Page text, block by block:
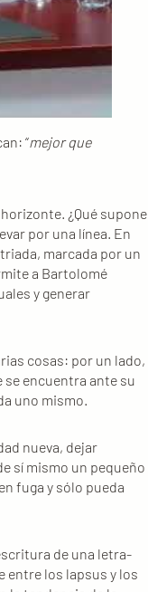
“mejor que
¿Qué supone
por una línea. En
marcada por un
a Bartolomé
y generar
cosas: por un lado,
se encuentra ante su
uno mismo.
nueva, dejar
sí mismo un pequeño
fuga y sólo pueda
de una letra-
entre los lapsus y los